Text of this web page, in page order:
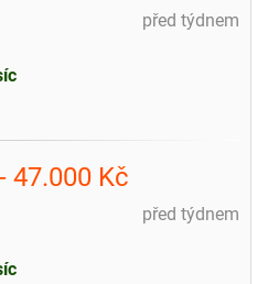
před týdnem
47.000 Kč
před týdnem